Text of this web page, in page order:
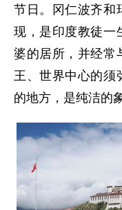
节日。冈仁波齐和
现，是印度教徒一
婆的居所，并经常
王、世界中心的须
的地方，是纯洁的